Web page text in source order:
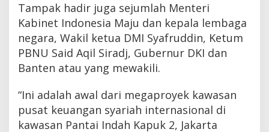
Tampak hadir juga sejumlah Menteri
Kabinet Indonesia Maju dan kepala lembaga
negara, Wakil ketua DMI Syafruddin, Ketum
PBNU Said Aqil Siradj, Gubernur DKI dan
Banten atau yang mewakili.
“Ini adalah awal dari megaproyek kawasan
pusat keuangan syariah internasional di
kawasan Pantai Indah Kapuk 2, Jakarta